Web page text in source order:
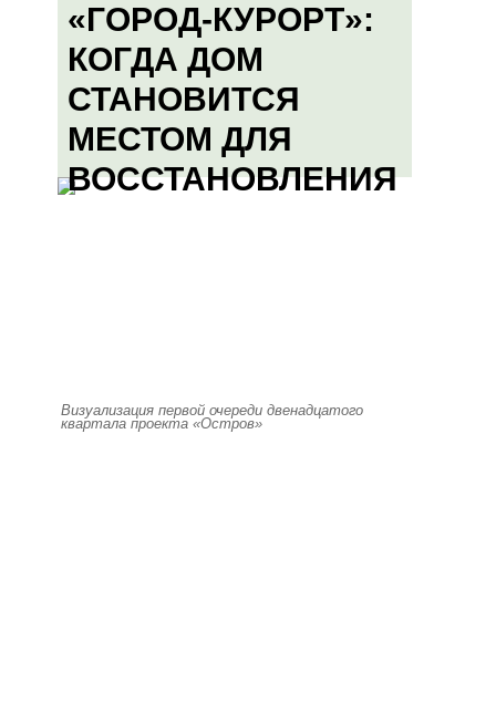
«ГОРОД-КУРОРТ»:
КОГДА ДОМ
СТАНОВИТСЯ
МЕСТОМ ДЛЯ
ВОССТАНОВЛЕНИЯ
Визуализация первой очереди двенадцатого
квартала проекта «Остров»